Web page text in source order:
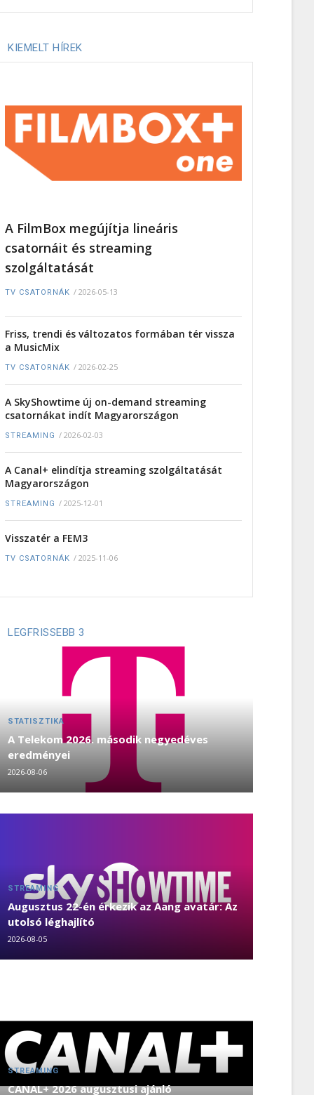
KIEMELT HÍREK
A FilmBox megújítja lineáris
csatornáit és streaming
szolgáltatását
TV CSATORNÁK / 2026-05-13
Friss, trendi és változatos formában tér vissza
a MusicMix
TV CSATORNÁK / 2026-02-25
A SkyShowtime új on-demand streaming
csatornákat indít Magyarországon
STREAMING / 2026-02-03
A Canal+ elindítja streaming szolgáltatását
Magyarországon
STREAMING / 2025-12-01
Visszatér a FEM3
TV CSATORNÁK / 2025-11-06
LEGFRISSEBB 3
STATISZTIKA
A Telekom 2026. második negyedéves
eredményei
2026-08-06
STREAMING
Augusztus 22-én érkezik az Aang avatár: Az
utolsó léghajlító
2026-08-05
STREAMING
CANAL+ 2026 augusztusi ajánló